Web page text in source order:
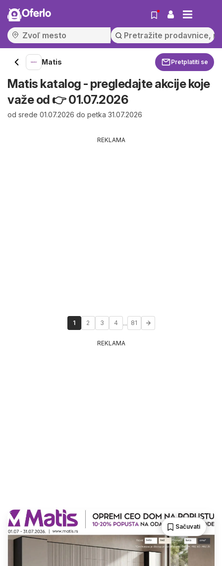
Oferlo
Matis Pretplatiti se
Matis katalog - pregledajte akcije koje
važe od 👉 01.07.2026
od srede 01.07.2026 do petka 31.07.2026
REKLAMA
1 2 3 4 ... 81
REKLAMA
Sačuvati